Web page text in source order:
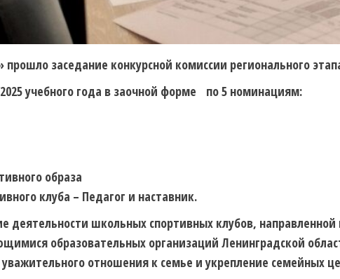
заседание конкурсной комиссии регионального
учебного года в заочной форме по 5 номинациям:
образа
клуба – Педагог и наставник.
деятельности школьных спортивных клубов,
образовательных организаций Ленинградской
отношения к семье и укрепление семейных